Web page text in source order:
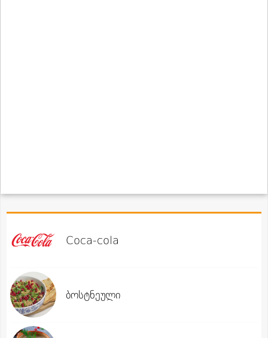
Coca-cola
ბოსტნეული